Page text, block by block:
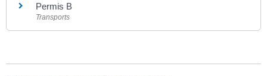
Permis B
Transports